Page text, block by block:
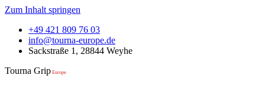
Zum Inhalt springen
+49 421 809 76 03
info@tourna-europe.de
Sackstraße 1, 28844 Weyhe
Tourna Grip Europe